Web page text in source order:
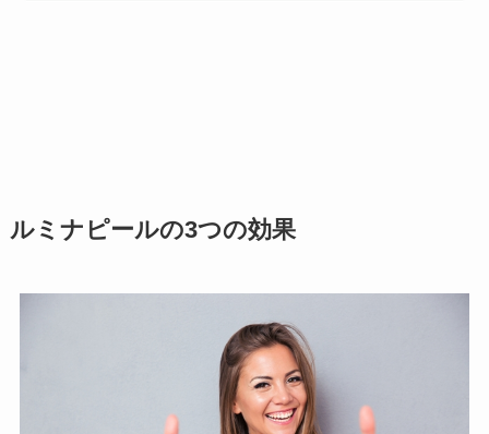
ルミナピールの3つの効果